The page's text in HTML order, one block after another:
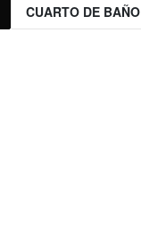
CUARTO DE BAÑO